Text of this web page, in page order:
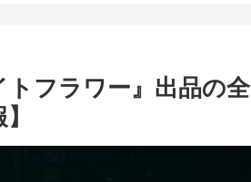
トフラワー』出品の全